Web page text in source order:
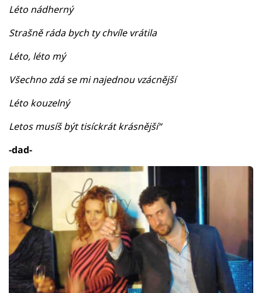
Léto nádherný
Strašně ráda bych ty chvíle vrátila
Léto, léto mý
Všechno zdá se mi najednou vzácnější
Léto kouzelný
Letos musíš být tisíckrát krásnější“
-dad-